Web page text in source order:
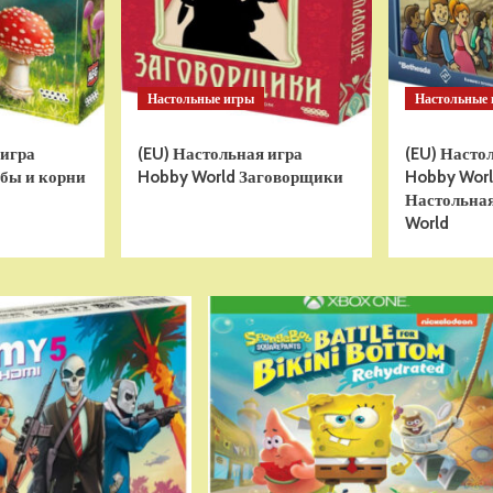
и корни
Настольные игры
(EU) Настольная игра
Hobby World Заговорщики
Настольные
(EU)
Hobby
World